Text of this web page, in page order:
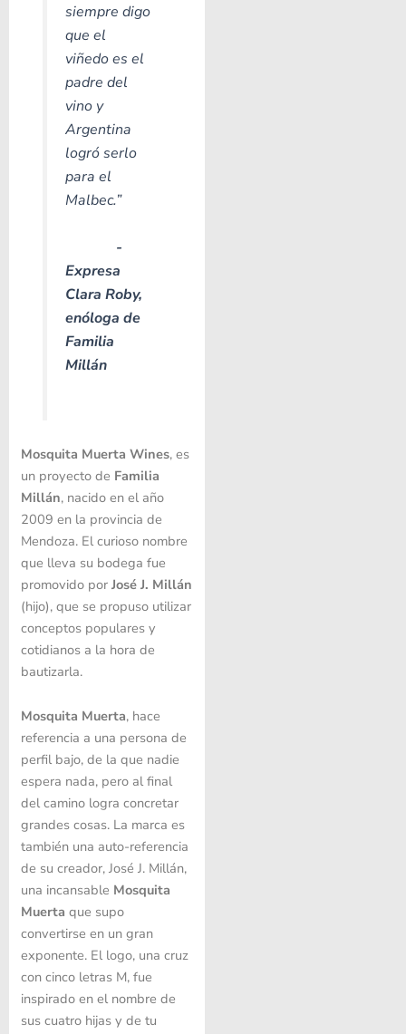
siempre digo
que el
viñedo es el
padre del
vino y
Argentina
logró serlo
para el
Malbec.”
-
Expresa
Clara Roby,
enóloga de
Familia
Millán
Mosquita Muerta Wines, es
un proyecto de Familia
Millán, nacido en el año
2009 en la provincia de
Mendoza. El curioso nombre
que lleva su bodega fue
promovido por José J. Millán
(hijo), que se propuso utilizar
conceptos populares y
cotidianos a la hora de
bautizarla.
Mosquita Muerta, hace
referencia a una persona de
perfil bajo, de la que nadie
espera nada, pero al final
del camino logra concretar
grandes cosas. La marca es
también una auto-referencia
de su creador, José J. Millán,
una incansable Mosquita
Muerta que supo
convertirse en un gran
exponente. El logo, una cruz
con cinco letras M, fue
inspirado en el nombre de
sus cuatro hijas y de tu